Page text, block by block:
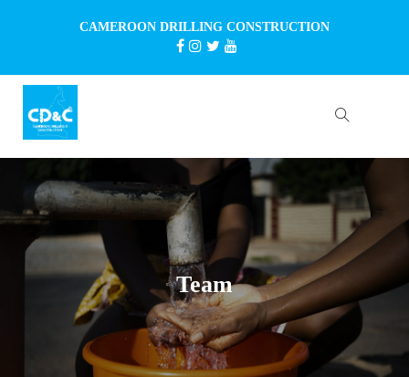
CAMEROON DRILLING CONSTRUCTION
Team